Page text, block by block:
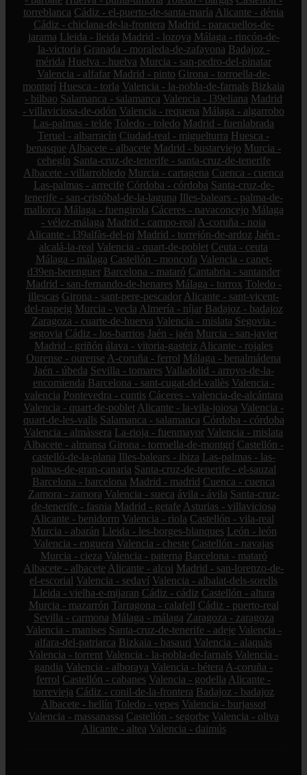
torreblanca Cádiz - el-puerto-de-santa-maría Alicante - dénia
Cádiz - chiclana-de-la-frontera Madrid - paracuellos-de-
jarama Lleida - lleida Madrid - lozoya Málaga - rincón-de-
la-victoria Granada - moraleda-de-zafayona Badajoz -
mérida Huelva - huelva Murcia - san-pedro-del-pinatar
Valencia - alfafar Madrid - pinto Girona - torroella-de-
montgrí Huesca - torla Valencia - la-pobla-de-farnals Bizkaia
- bilbao Salamanca - salamanca Valencia - l39eliana Madrid
- villaviciosa-de-odón Valencia - requena Málaga - algarrobo
Las-palmas - telde Toledo - toledo Madrid - fuenlabrada
Teruel - albarracín Ciudad-real - miguelturra Huesca -
benasque Albacete - albacete Madrid - bustarviejo Murcia -
cehegín Santa-cruz-de-tenerife - santa-cruz-de-tenerife
Albacete - villarrobledo Murcia - cartagena Cuenca - cuenca
Las-palmas - arrecife Córdoba - córdoba Santa-cruz-de-
tenerife - san-cristóbal-de-la-laguna Illes-balears - palma-de-
mallorca Málaga - fuengirola Cáceres - navaconcejo Málaga
- vélez-málaga Madrid - campo-real A-coruña - noia
Alicante - l39alfàs-del-pi Madrid - torrejón-de-ardoz Jaén -
alcalá-la-real Valencia - quart-de-poblet Ceuta - ceuta
Málaga - málaga Castellón - moncofa Valencia - canet-
d39en-berenguer Barcelona - mataró Cantabria - santander
Madrid - san-fernando-de-henares Málaga - torrox Toledo -
illescas Girona - sant-pere-pescador Alicante - sant-vicent-
del-raspeig Murcia - yecla Almería - níjar Badajoz - badajoz
Zaragoza - cuarte-de-huerva Valencia - mislata Segovia -
segovia Cádiz - los-barrios Jaén - jaén Murcia - san-javier
Madrid - griñón álava - vitoria-gasteiz Alicante - rojales
Ourense - ourense A-coruña - ferrol Málaga - benalmádena
Jaén - úbeda Sevilla - tomares Valladolid - arroyo-de-la-
encomienda Barcelona - sant-cugat-del-vallès Valencia -
valencia Pontevedra - cuntis Cáceres - valencia-de-alcántara
Valencia - quart-de-poblet Alicante - la-vila-joiosa Valencia -
quart-de-les-valls Salamanca - salamanca Córdoba - córdoba
Valencia - almàssera La-rioja - fuenmayor Valencia - mislata
Albacete - almansa Girona - torroella-de-montgrí Castellón -
castelló-de-la-plana Illes-balears - ibiza Las-palmas - las-
palmas-de-gran-canaria Santa-cruz-de-tenerife - el-sauzal
Barcelona - barcelona Madrid - madrid Cuenca - cuenca
Zamora - zamora Valencia - sueca ávila - ávila Santa-cruz-
de-tenerife - fasnia Madrid - getafe Asturias - villaviciosa
Alicante - benidorm Valencia - riola Castellón - vila-real
Murcia - abarán Lleida - les-borges-blanques León - león
Valencia - enguera Valencia - cheste Castellón - navajas
Murcia - cieza Valencia - paterna Barcelona - mataró
Albacete - albacete Alicante - alcoi Madrid - san-lorenzo-de-
el-escorial Valencia - sedaví Valencia - albalat-dels-sorells
Lleida - vielha-e-mijaran Cádiz - cádiz Castellón - altura
Murcia - mazarrón Tarragona - calafell Cádiz - puerto-real
Sevilla - carmona Málaga - málaga Zaragoza - zaragoza
Valencia - manises Santa-cruz-de-tenerife - adeje Valencia -
alfara-del-patriarca Bizkaia - basauri Valencia - alaquàs
Valencia - torrent Valencia - la-pobla-de-farnals Valencia -
gandia Valencia - alboraya Valencia - bétera A-coruña -
ferrol Castellón - cabanes Valencia - godella Alicante -
torrevieja Cádiz - conil-de-la-frontera Badajoz - badajoz
Albacete - hellín Toledo - yepes Valencia - burjassot
Valencia - massanassa Castellón - segorbe Valencia - oliva
Alicante - altea Valencia - daimús